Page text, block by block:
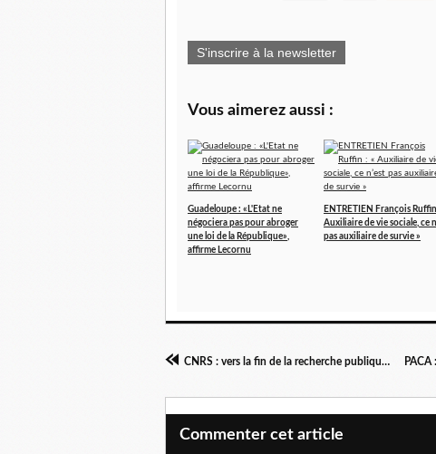
S'inscrire à la newsletter
Vous aimerez aussi :
Guadeloupe : «L'Etat ne
négociera pas pour abroger
une loi de la République»,
affirme Lecornu
ENTRETIEN François
Auxiliaire de vie sociale, ce
pas auxiliaire de survie »
CNRS : vers la fin de la recherche publique française ?
Commenter cet article